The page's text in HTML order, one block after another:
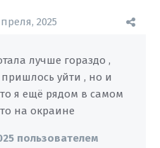
2025
лучше гораздо ,
пришлось уйти , но и
я ещё рядом в самом
на окраине
пользователем